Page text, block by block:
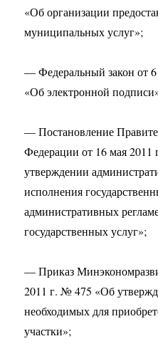
«Об организации
муниципальных услуг»;
— Федеральный закон от
«Об электронной
— Постановление
Федерации от 16 мая
утверждении
исполнения
административных
государственных услуг»;
— Приказ
2011 г. № 475 «Об
необходимых для
участки»;